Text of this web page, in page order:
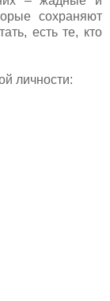
сохраняют
есть те, кто
личности: